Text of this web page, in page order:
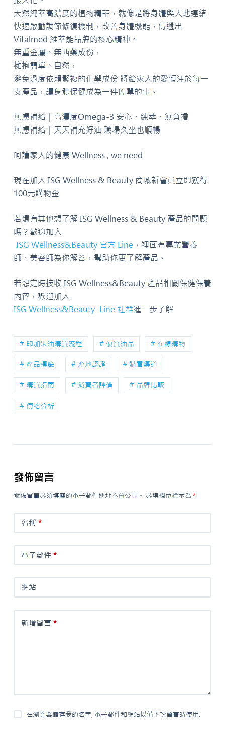
天然純萃高濃度的植物精華，就像是將身體與大地連結
快速啟動調節修復機制，改善身體機能，傳遞出
Vitalmed 維萃能品牌的核心精神。
無重金屬、無西藥成份，
擁抱簡單、自然，
避免過度依賴繁複的化學成份 將給家人的愛傾注於每一
支產品，讓身體保健成為一件簡單的事。
無慮補給｜高濃度Omega-3 安心、純萃、無負擔
無慮補給｜天天補充好油 職場久坐也順暢
呵護家人的健康 Wellness , we need
現在加入 ISG Wellness & Beauty 商城新會員立即獲得
100元購物金
若還有其他想了解 ISG Wellness & Beauty 產品的問題
嗎？歡迎加入
ISG Wellness&Beauty 官方 Line，裡面有專業營養
師、美容師為你解答，幫助你更了解產品。
若想定時接收 ISG Wellness&Beauty 產品相關保健保養
內容，歡迎加入
ISG Wellness&Beauty Line 社群進一步了解
# 印加果油購買流程 # 優質油品 # 在線購物
# 產品標籤 # 產地認證 # 購買渠道
# 購買指南 # 消費者評價 # 品牌比較
# 價格分析
發佈留言
發佈留言必須填寫的電子郵件地址不會公開。 必填欄位標示為 *
名稱 *
電子郵件*
網站
新增留言 *
在瀏覽器儲存我的名字, 電子郵件和網站以備下次留言時使用.